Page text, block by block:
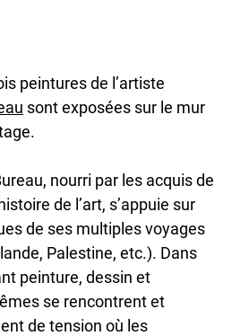
peintures de l’artiste
undefined
sont exposées sur le mur
nourri par les acquis de
de l’art, s’appuie sur
de ses multiples voyages
Palestine, etc.). Dans
peinture, dessin et
se rencontrent et
de tension où les